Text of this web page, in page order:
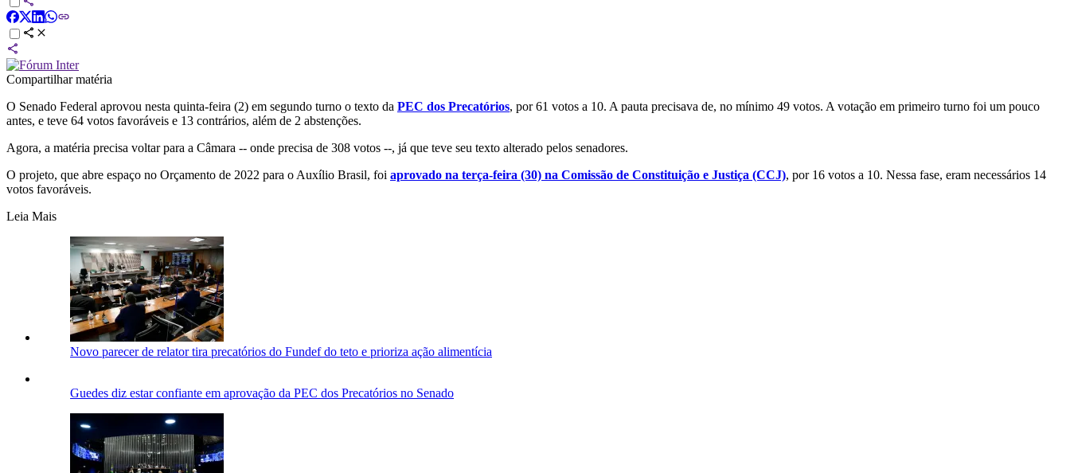
Compartilhar matéria
O Senado Federal aprovou nesta quinta-feira (2) em segundo turno o texto da PEC dos Precatórios, por 61 votos a 10. A pauta precisava de, no mínimo 49 votos. A votação em primeiro turno foi um pouco
antes, e teve 64 votos favoráveis e 13 contrários, além de 2 abstenções.
Agora, a matéria precisa voltar para a Câmara -- onde precisa de 308 votos --, já que teve seu texto alterado pelos senadores.
O projeto, que abre espaço no Orçamento de 2022 para o Auxílio Brasil, foi aprovado na terça-feira (30) na Comissão de Constituição e Justiça (CCJ), por 16 votos a 10. Nessa fase, eram necessários 14
votos favoráveis.
Leia Mais
Novo parecer de relator tira precatórios do Fundef do teto e prioriza ação alimentícia
Guedes diz estar confiante em aprovação da PEC dos Precatórios no Senado